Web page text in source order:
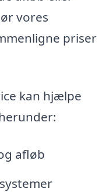
vores
priser
kan hjælpe
afløb